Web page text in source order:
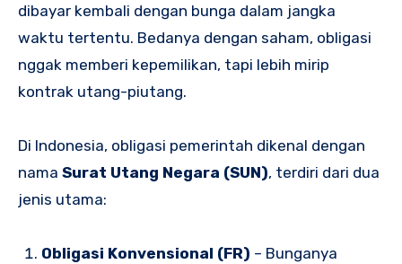
dibayar kembali dengan bunga dalam jangka
waktu tertentu. Bedanya dengan saham, obligasi
nggak memberi kepemilikan, tapi lebih mirip
kontrak utang-piutang.
Di Indonesia, obligasi pemerintah dikenal dengan
nama Surat Utang Negara (SUN), terdiri dari dua
jenis utama:
Obligasi Konvensional (FR) – Bunganya